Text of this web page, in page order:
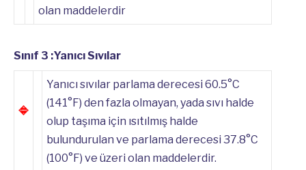
olan maddelerdir
Sınıf 3 :Yanıcı Sıvılar
Yanıcı sıvılar parlama derecesi 60.5°C
(141°F) den fazla olmayan, yada sıvı halde
olup taşıma için ısıtılmış halde
bulundurulan ve parlama derecesi 37.8°C
(100°F) ve üzeri olan maddelerdir.